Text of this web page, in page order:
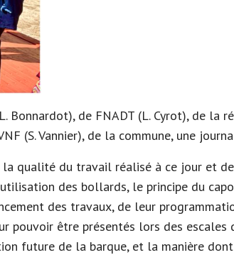
de FNADT (L. Cyrot), de la
(S. Vannier), de la commune, une
qualité du travail réalisé à ce jour et
des bollards, le principe du
des travaux, de leur
pouvoir être présentés lors des escales
future de la barque, et la manière